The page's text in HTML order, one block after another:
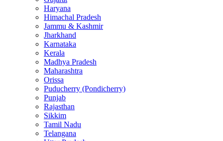
Haryana
Himachal Pradesh
Jammu & Kashmir
Jharkhand
Karnataka
Kerala
Madhya Pradesh
Maharashtra
Orissa
Puducherry (Pondicherry)
Punjab
Rajasthan
Sikkim
Tamil Nadu
Telangana